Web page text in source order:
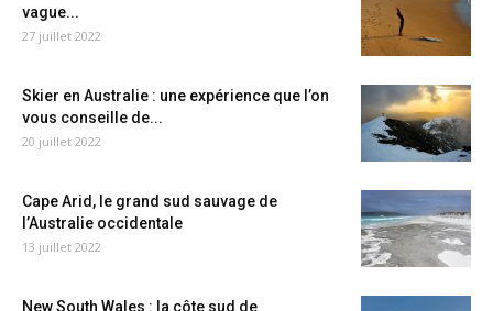
vague...
27 juillet 2022
Skier en Australie : une expérience que l’on
vous conseille de...
20 juillet 2022
Cape Arid, le grand sud sauvage de
l’Australie occidentale
13 juillet 2022
New South Wales : la côte sud de